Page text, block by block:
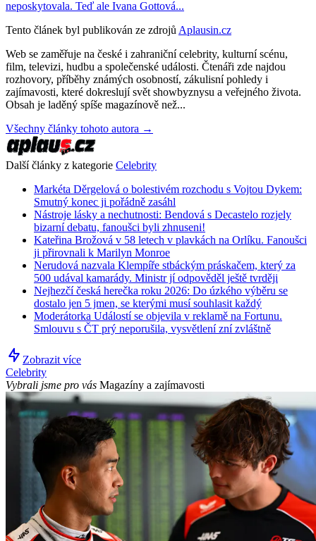
neposkytovala. Teď ale Ivana Gottová...
Tento článek byl publikován ze zdrojů Aplausin.cz
Web se zaměřuje na české i zahraniční celebrity, kulturní scénu,
film, televizi, hudbu a společenské události. Čtenáři zde najdou
rozhovory, příběhy známých osobností, zákulisní pohledy i
zajímavosti, které dokreslují svět showbyznysu a veřejného života.
Obsah je laděný spíše magazínově než...
Všechny články tohoto autora →
Další články z kategorie Celebrity
Markéta Děrgelová o bolestivém rozchodu s Vojtou Dykem:
Smutný konec ji pořádně zasáhl
Nástroje lásky a nechutnosti: Bendová s Decastelo rozjely
bizarní debatu, fanoušci byli zhnuseni!
Kateřina Brožová v 58 letech v plavkách na Orlíku. Fanoušci
ji přirovnali k Marilyn Monroe
Nerudová nazvala Klempíře stbáckým práskačem, který za
500 udával kamarády. Ministr jí odpověděl ještě tvrději
Nejhezčí česká herečka roku 2026: Do úzkého výběru se
dostalo jen 5 jmen, se kterými musí souhlasit každý
Moderátorka Událostí se objevila v reklamě na Fortunu.
Smlouvu s ČT prý neporušila, vysvětlení zní zvláštně
Zobrazit více
Celebrity
Vybrali jsme pro vás Magazíny a zajímavosti